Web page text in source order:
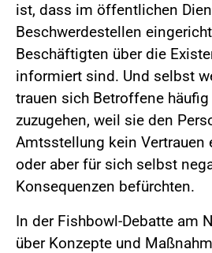
ist, dass im öffentlichen
Beschwerdestellen
Beschäftigten über die
informiert sind. Und selbst
trauen sich Betroffene
zuzugehen, weil sie den
Amtsstellung kein Vertrauen
oder aber für sich selbst
Konsequenzen befürchten.
In der Fishbowl-Debatte am
über Konzepte und